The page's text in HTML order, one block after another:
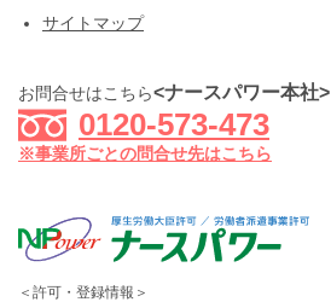
サイトマップ
お問合せはこちら<ナースパワー本社>
0120-573-473
※事業所ごとの問合せ先はこちら
＜許可・登録情報＞